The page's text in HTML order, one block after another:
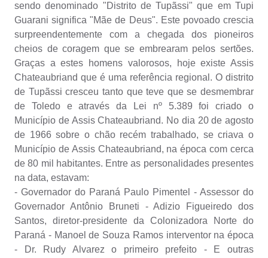
FAQ / Perguntas e Respostas Frequentes
sendo denominado "Distrito de Tupãssi" que em Tupi
Guarani significa "Mãe de Deus". Este povoado crescia
surpreendentemente com a chegada dos pioneiros
cheios de coragem que se embrearam pelos sertões.
Graças a estes homens valorosos, hoje existe Assis
Chateaubriand que é uma referência regional. O distrito
de Tupãssi cresceu tanto que teve que se desmembrar
de Toledo e através da Lei nº 5.389 foi criado o
Município de Assis Chateaubriand. No dia 20 de agosto
de 1966 sobre o chão recém trabalhado, se criava o
Município de Assis Chateaubriand, na época com cerca
de 80 mil habitantes. Entre as personalidades presentes
na data, estavam:
- Governador do Paraná Paulo Pimentel - Assessor do
Governador Antônio Bruneti - Adizio Figueiredo dos
Santos, diretor-presidente da Colonizadora Norte do
Paraná - Manoel de Souza Ramos interventor na época
- Dr. Rudy Alvarez o primeiro prefeito - E outras